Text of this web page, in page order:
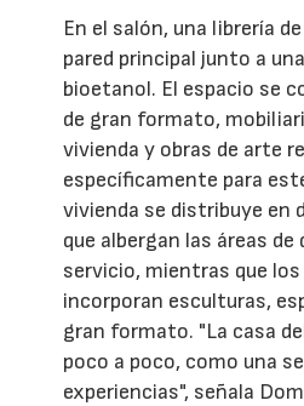
En el salón, una librería
pared principal junto a
bioetanol. El espacio se
de gran formato,
vivienda y obras de arte
específicamente para
vivienda se distribuye en
que albergan las áreas
servicio, mientras que
incorporan esculturas,
gran formato. "La casa
poco a poco, como una
experiencias", señala